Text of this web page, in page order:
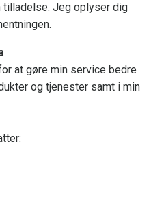
tilladelse. Jeg oplyser dig
at gøre min service bedre
og tjenester samt i min